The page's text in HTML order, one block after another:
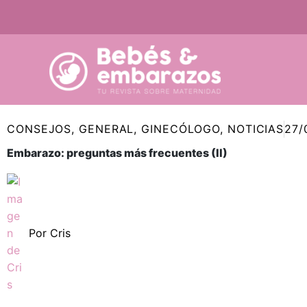
CONSEJOS, GENERAL, GINECÓLOGO, NOTICIAS27/
Embarazo: preguntas más frecuentes (II)
Por Cris